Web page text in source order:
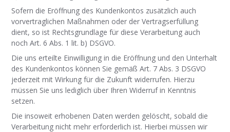
Sofern die Eröffnung des Kundenkontos zusätzlich auch
vorvertraglichen Maßnahmen oder der Vertragserfüllung
dient, so ist Rechtsgrundlage für diese Verarbeitung auch
noch Art. 6 Abs. 1 lit. b) DSGVO.
Die uns erteilte Einwilligung in die Eröffnung und den Unterhalt
des Kundenkontos können Sie gemäß Art. 7 Abs. 3 DSGVO
jederzeit mit Wirkung für die Zukunft widerrufen. Hierzu
müssen Sie uns lediglich über Ihren Widerruf in Kenntnis
setzen.
Die insoweit erhobenen Daten werden gelöscht, sobald die
Verarbeitung nicht mehr erforderlich ist. Hierbei müssen wir